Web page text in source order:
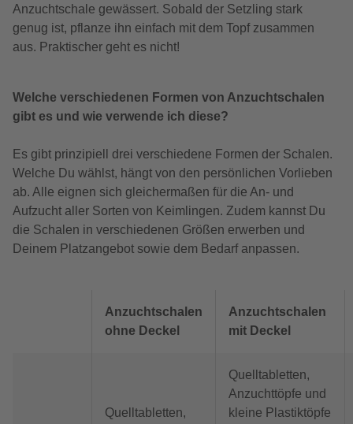
Anzuchtschale gewässert. Sobald der Setzling stark
genug ist, pflanze ihn einfach mit dem Topf zusammen
aus. Praktischer geht es nicht!
Welche verschiedenen Formen von Anzuchtschalen
gibt es und wie verwende ich diese?
Es gibt prinzipiell drei verschiedene Formen der Schalen.
Welche Du wählst, hängt von den persönlichen Vorlieben
ab. Alle eignen sich gleichermaßen für die An- und
Aufzucht aller Sorten von Keimlingen. Zudem kannst Du
die Schalen in verschiedenen Größen erwerben und
Deinem Platzangebot sowie dem Bedarf anpassen.
Anzuchtschalen
ohne Deckel
Anzuchtschalen
mit Deckel
Quelltabletten,
Quelltabletten,
Anzuchttöpfe und
kleine Plastiktöpfe